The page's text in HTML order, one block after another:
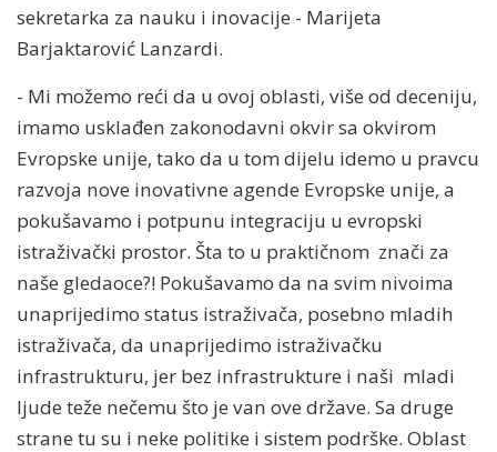
sekretarka za nauku i inovacije - Marijeta
Barjaktarović Lanzardi.
- Mi možemo reći da u ovoj oblasti, više od deceniju,
imamo usklađen zakonodavni okvir sa okvirom
Evropske unije, tako da u tom dijelu idemo u pravcu
razvoja nove inovativne agende Evropske unije, a
pokušavamo i potpunu integraciju u evropski
istraživački prostor. Šta to u praktičnom znači za
naše gledaoce?! Pokušavamo da na svim nivoima
unaprijedimo status istraživača, posebno mladih
istraživača, da unaprijedimo istraživačku
infrastrukturu, jer bez infrastrukture i naši mladi
ljude teže nečemu što je van ove države. Sa druge
strane tu su i neke politike i sistem podrške. Oblast